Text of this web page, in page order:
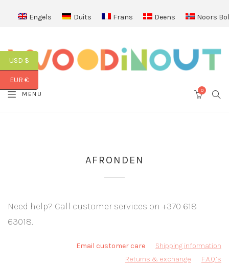
Engels Duits Frans Deens Noors
MENU 0
AFRONDEN
Need help? Call customer services on +370 618
63018.
Email customer care
Shipping information
Returns & exchange
F.A.Q.’s
USD $
EUR €